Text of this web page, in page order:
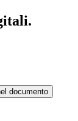
documento